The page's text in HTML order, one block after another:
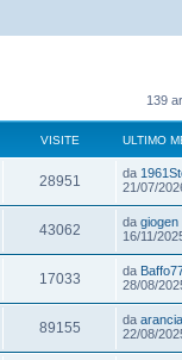
139
VISITE ULTIMO
28951 da
21/07/
43062 da giogen
16/11/
17033 da
28/08/
89155 da arancia
22/08/